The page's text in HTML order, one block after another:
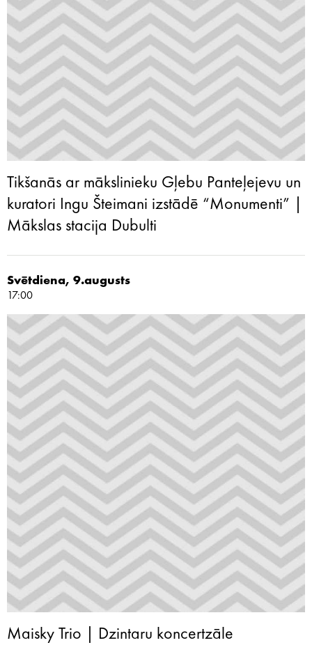
Tikšanās ar mākslinieku Gļebu Panteļejevu un
kuratori Ingu Šteimani izstādē “Monumenti” |
Mākslas stacija Dubulti
Svētdiena, 9.augusts
17:00
Maisky Trio | Dzintaru koncertzāle